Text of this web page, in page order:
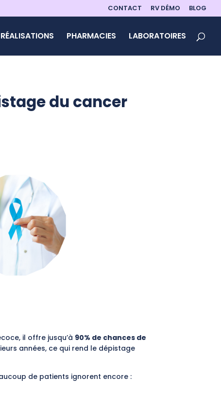
CONTACT RV DÉMO BLOG
RÉALISATIONS PHARMACIES LABORATOIRES
du cancer
il offre jusqu’à 90% de chances de
années, ce qui rend le dépistage
de patients ignorent encore :